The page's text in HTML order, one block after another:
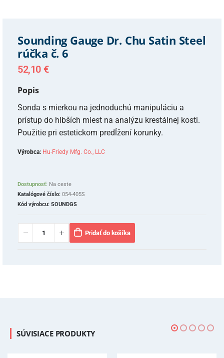
Sounding Gauge Dr. Chu Satin Steel
rúčka č. 6
52,10 €
Popis
Sonda s mierkou na jednoduchú manipuláciu a
prístup do hlbších miest na analýzu krestálnej kosti.
Použitie pri estetickom predĺžení korunky.
Výrobca: Hu-Friedy Mfg. Co., LLC
Dostupnosť: Na ceste
Katalógové číslo: 054-405S
Kód výrobcu: SOUNDGS
Pridať do košíka
SÚVISIACE PRODUKTY